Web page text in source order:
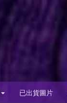
已出貨圖片